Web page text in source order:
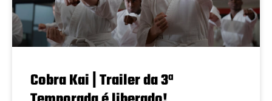
Cobra Kai | Trailer da 3ª